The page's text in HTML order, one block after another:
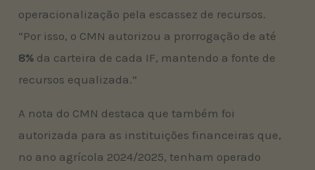
operacionalização pela escassez de recursos.
“Por isso, o CMN autorizou a prorrogação de até
8% da carteira de cada IF, mantendo a fonte de
recursos equalizada.”
A nota do CMN destaca que também foi
autorizada para as instituições financeiras que,
no ano agrícola 2024/2025, tenham operado